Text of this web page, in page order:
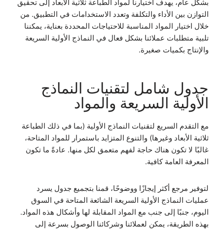
بشكل عام، يهدف اختيارنا لمواد الطباعة ثلاثية الأبعاد إلى تحقيق
التوازن بين الأداء والتكلفة وتعدد الاستخدامات في التطبيق. من
خلال اختيار المواد المناسبة للاحتياجات المحددة بعناية، يمكننا
تلبية متطلبات عملائنا بشكل فعال في النماذج الأولية السريعة
والإنتاج بكميات صغيرة.
جدول شامل لتقنيات النماذج
الأولية السريعة والمواد
مع التقدم السريع لتقنيات النماذج الأولية (بما في ذلك الطباعة
ثلاثية الأبعاد وغيرها) والتنوع المتزايد باستمرار للمواد المتاحة،
غالبًا لا تكون هناك حاجة لفهم متعمق لكل منها. عادةً ما تكون
المعرفة العامة كافية.
لتوفير مرجع أكثر إيجازًا ووضوحًا، قمنا بتجميع جدول يسرد
عمليات النماذج الأولية السريعة الشائعة المتاحة في السوق
اليوم، جنبًا إلى جنب مع المواد المقابلة لها وأشكال هذه المواد.
بهذه الطريقة، يمكن لعملائنا وشركائنا الوصول بسرعة إلى